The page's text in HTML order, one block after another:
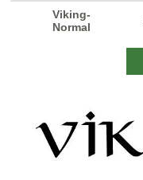
Viking-
Normal